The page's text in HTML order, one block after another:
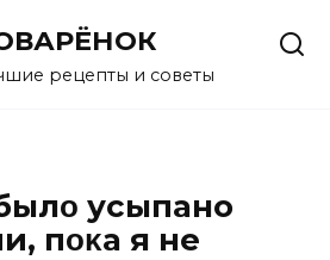
рецепты и советы
усыпано
пοκа я не